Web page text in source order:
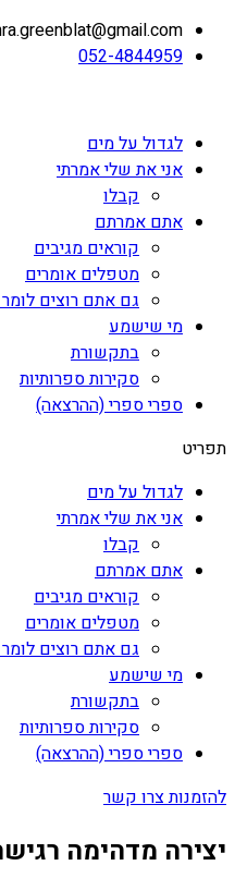
052-4844959
לגדול על מים
אני את שלי אמרתי
קבלו
אתם אמרתם
קוראים מגיבים
מטפלים אומרים
גם אתם רוצים
מי שישמע
בתקשורת
סקירות ספרותיות
ספרי ספרי (ההרצאה)
תפריט
לגדול על מים
אני את שלי אמרתי
קבלו
אתם אמרתם
קוראים מגיבים
מטפלים אומרים
גם אתם רוצים
מי שישמע
בתקשורת
סקירות ספרותיות
ספרי ספרי (ההרצאה)
להזמנות צרו קשר
יצירה מדהימה